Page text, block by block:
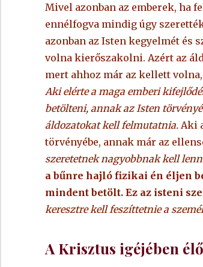
Mivel azonban az emberek, ha
ennélfogva mindig úgy
azonban az Isten kegyelmét és
volna kierőszakolni. Azért az
mert ahhoz már az kellett
Aki elérte a maga emberi
betölteni, annak az Isten
áldozatokat kell felmutatnia. Aki
törvényébe, annak már az
szeretetnek nagyobbnak kell
a bűnre hajló fizikai én éljen
mindent betölt. Ez az isteni
keresztre kell feszíttetnie a
A Krisztus igéjében